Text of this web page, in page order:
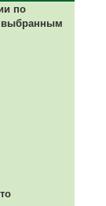
по
выбранным